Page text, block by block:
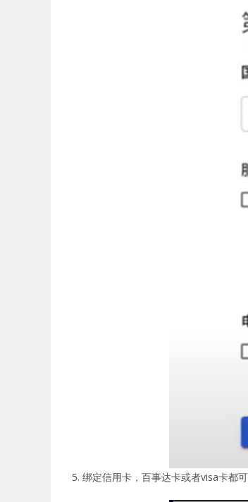
5. 绑定信用卡，百事达卡或者visa卡都